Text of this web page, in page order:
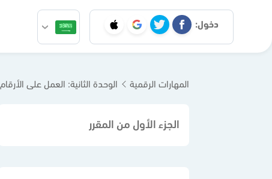
دخول:
المهارات الرقمية الوحدة الثانية: العمل على الأرقام
الجزء الأول من المقرر